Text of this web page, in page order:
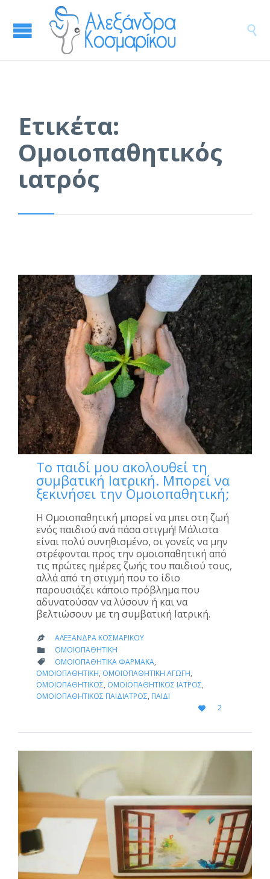

Ετικέτα:
Ομοιοπαθητικός
ιατρός
Το παιδί μου ακολουθεί τη
συμβατική Ιατρική. Μπορεί να
ξεκινήσει την Ομοιοπαθητική;
Η Ομοιοπαθητική μπορεί να μπει στη ζωή
ενός παιδιού ανά πάσα στιγμή! Μάλιστα
είναι πολύ συνηθισμένο, οι γονείς να μην
στρέφονται προς την ομοιοπαθητική από
τις πρώτες ημέρες ζωής του παιδιού τους,
αλλά από τη στιγμή που το ίδιο
παρουσιάζει κάποιο πρόβλημα που
αδυνατούσαν να λύσουν ή και να
βελτιώσουν με τη συμβατική Ιατρική.
 ΑΛΕΞΆΝΔΡΑ ΚΟΣΜΑΡΊΚΟΥ
 CATEGORY
ΟΜΟΙΟΠΑΘΗΤΙΚΉ
 CATEGORY
ΟΜΟΙΟΠΑΘΗΤΙΚΆ ΦΆΡΜΑΚΑ,
ΟΜΟΙΟΠΑΘΗΤΙΚΉ, ΟΜΟΙΟΠΑΘΗΤΙΚΉ ΑΓΩΓΉ,
ΟΜΟΙΟΠΑΘΗΤΙΚΌΣ, ΟΜΟΙΟΠΑΘΗΤΙΚΌΣ ΙΑΤΡΌΣ,
ΟΜΟΙΟΠΑΘΗΤΙΚΌΣ ΠΑΙΔΊΑΤΡΟΣ, ΠΑΙΔΊ

LOVE
IT
2